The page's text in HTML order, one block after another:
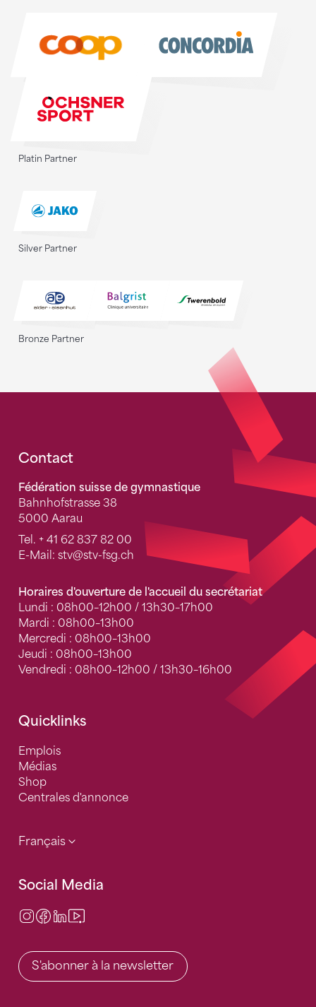
Platin Partner
Silver Partner
Bronze Partner
Fusszeile
Contact
Fédération suisse de gymnastique
Bahnhofstrasse 38
5000 Aarau
Tel. + 41 62 837 82 00
E-Mail: stv@stv-fsg.ch
Horaires d'ouverture de l'accueil du secrétariat
Lundi : 08h00–12h00 / 13h30–17h00
Mardi : 08h00–13h00
Mercredi : 08h00–13h00
Jeudi : 08h00–13h00
Vendredi : 08h00–12h00 / 13h30–16h00
Quicklinks
Emplois
Médias
Shop
Centrales d'annonce
Français
Social Media
Instagram
Facebook
LinkedIn
S'abonner à la newsletter